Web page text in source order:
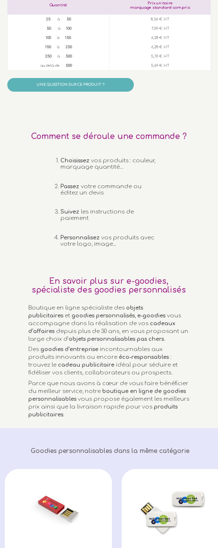
Quantité
Prix unitaire
marquage standard compris
25 à 50 8,56 € HT
50à 100 7,09 € HT
100 à 150 6,28 € HT
150à 250 6,28 € HT
250 à 500 5,76 € HT
au delà de 500 5,69 € HT
UNE QUESTION SUR CE PRODUIT ?
Comment se déroule une commande ?
Choisissez vos produits : couleur,
marquage quantité…
Passez votre commande ou
éditez un devis
Suivez les instructions de
paiement
Personnalisez vos produits avec
votre logo, image...
En savoir plus sur e-goodies,
spécialiste des goodies personnalisés
Boutique en ligne spécialiste des objets
publicitaires et goodies personnalisés, e-goodies vous
accompagne dans la réalisation de vos cadeaux
d’affaires depuis plus de 30 ans, en vous proposant un
large choix d’objets personnalisables pas chers.
Des goodies d’entreprise incontournables aux
produits innovants ou encore éco-responsables :
trouvez le cadeau publicitaire idéal pour séduire et
fidéliser vos clients, collaborateurs ou prospects.
Parce que nous avons à cœur de vous faire bénéficier
du meilleur service, notreboutique en ligne de goodies
personnalisables vous propose également les meilleurs
prix ainsi que la livraison rapide pour vos produits
publicitaires.
Goodies personnalisables dans la même catégorie